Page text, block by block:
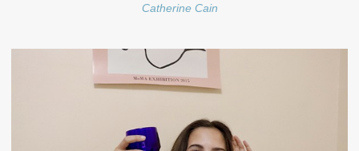
Catherine Cain